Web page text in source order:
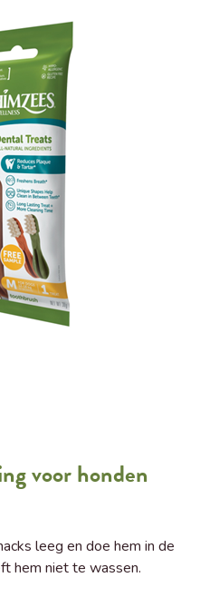
voor honden
leeg en doe hem in de
hem niet te wassen.